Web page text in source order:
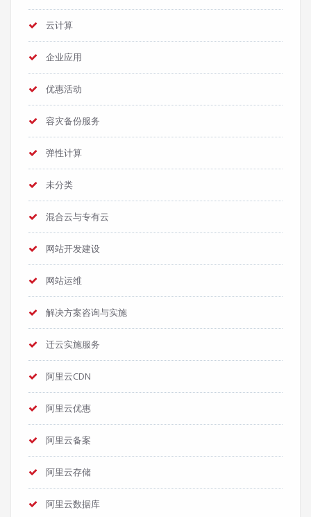
云计算
企业应用
优惠活动
容灾备份服务
弹性计算
未分类
混合云与专有云
网站开发建设
网站运维
解决方案咨询与实施
迁云实施服务
阿里云CDN
阿里云优惠
阿里云备案
阿里云存储
阿里云数据库